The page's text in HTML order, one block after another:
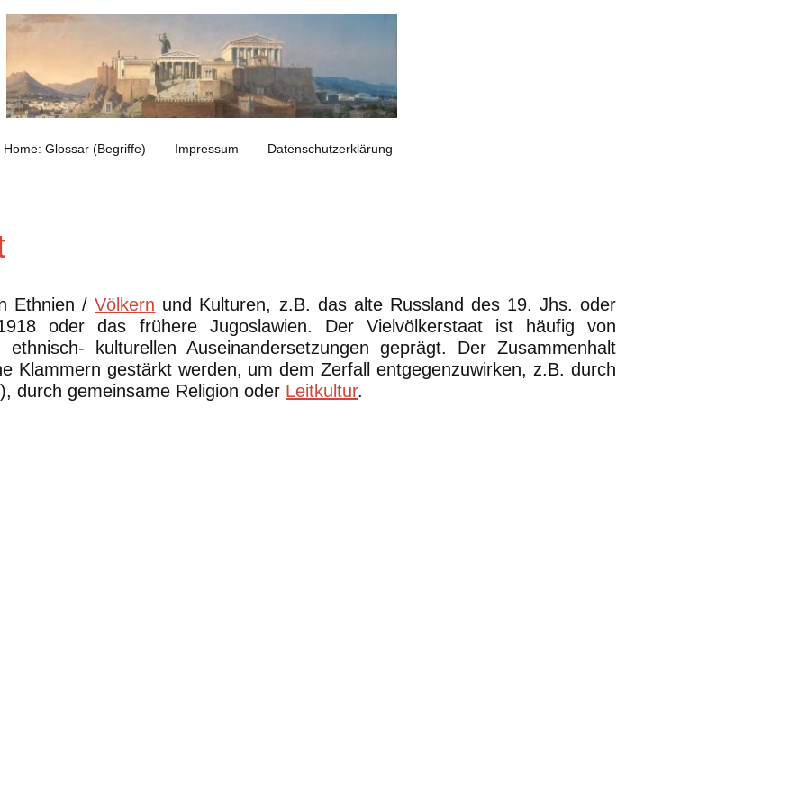
Home: Glossar (Begriffe) Impressum Datenschutzerklärung
Ethnien /Völkern und Kulturen, z.B. das alte Russland des 19. Jhs. oder
oder das frühere Jugoslawien. Der Vielvölkerstaat ist häufig von
ethnisch- kulturellen Auseinandersetzungen geprägt. Der Zusammenhalt
Klammern gestärkt werden, um dem Zerfall entgegenzuwirken, z.B. durch
), durch gemeinsame Religion oder Leitkultur.